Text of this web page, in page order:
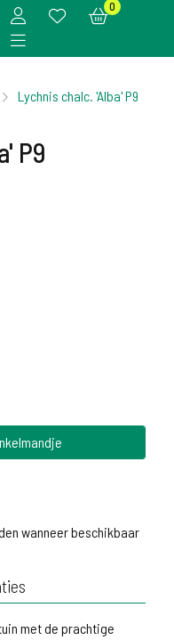
0
Lychnis chalc. 'Alba' P9
P9
wanneer beschikbaar
wanneer beschikbaar
met de prachtige